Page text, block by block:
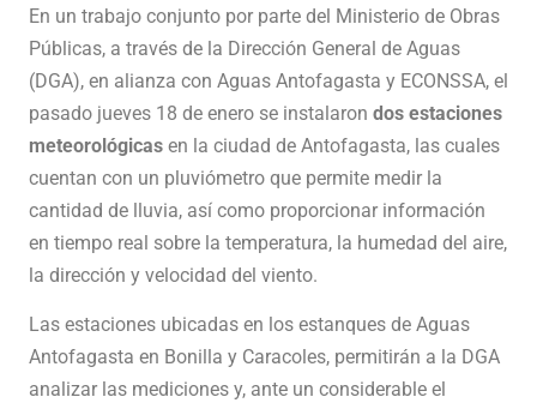
En un trabajo conjunto por parte del Ministerio de Obras
Públicas, a través de la Dirección General de Aguas
(DGA), en alianza con Aguas Antofagasta y ECONSSA, el
pasado jueves 18 de enero se instalaron dos estaciones
meteorológicas en la ciudad de Antofagasta, las cuales
cuentan con un pluviómetro que permite medir la
cantidad de lluvia, así como proporcionar información
en tiempo real sobre la temperatura, la humedad del aire,
la dirección y velocidad del viento.
Las estaciones ubicadas en los estanques de Aguas
Antofagasta en Bonilla y Caracoles, permitirán a la DGA
analizar las mediciones y, ante un considerable el